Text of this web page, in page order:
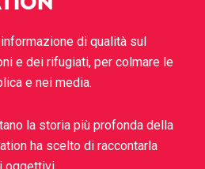
di qualità sul
e dei rifugiati, per colmare le
e nei media.
la storia più profonda della
ha scelto di raccontarla